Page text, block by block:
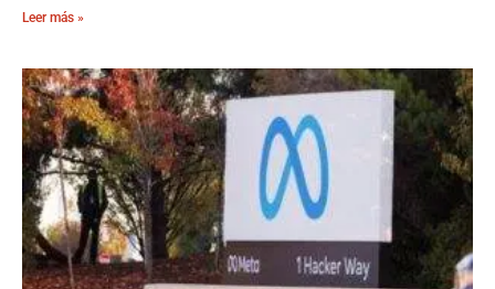
Leer más »